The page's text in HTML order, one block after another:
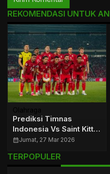
REKOMENDASI UNTUK
Prediksi Timnas
Indonesia Vs Saint Kitts
and Nevis di FIFA
calendar_monthJumat, 27 Mar 2026
TERPOPULER